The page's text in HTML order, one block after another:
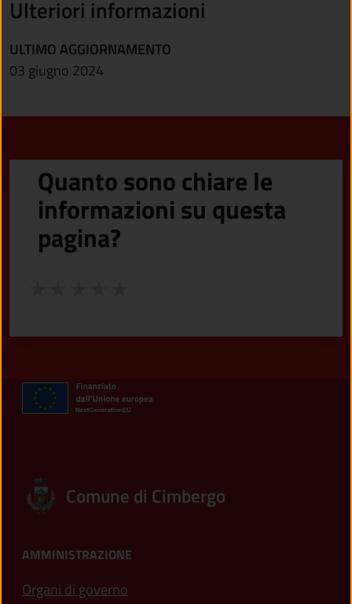
Ulteriori informazioni
ULTIMO AGGIORNAMENTO
03 giugno 2024
Quanto sono chiare le
informazioni su questa
pagina?
Comune di Cimbergo
AMMINISTRAZIONE
Organi di governo